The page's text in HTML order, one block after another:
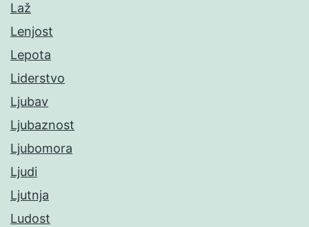
Laž
Lenjost
Lepota
Liderstvo
Ljubav
Ljubaznost
Ljubomora
Ljudi
Ljutnja
Ludost